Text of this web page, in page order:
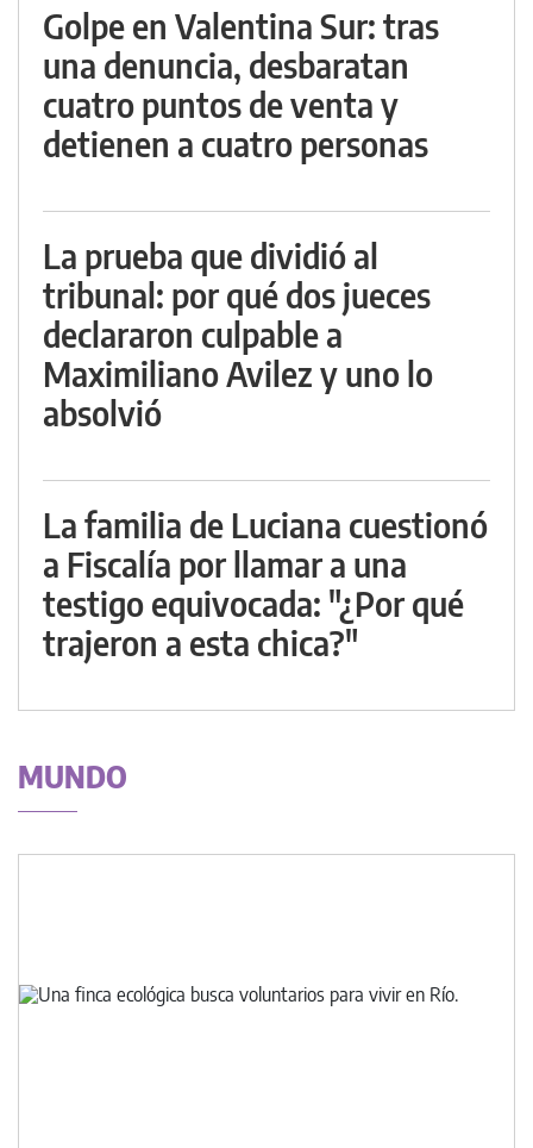
Golpe en Valentina Sur: tras
una denuncia, desbaratan
cuatro puntos de venta y
detienen a cuatro personas
La prueba que dividió al
tribunal: por qué dos jueces
declararon culpable a
Maximiliano Avilez y uno lo
absolvió
La familia de Luciana cuestionó
a Fiscalía por llamar a una
testigo equivocada: "¿Por qué
trajeron a esta chica?"
MUNDO